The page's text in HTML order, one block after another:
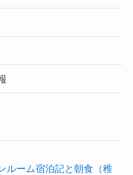
ルーム宿泊記と朝食（稚